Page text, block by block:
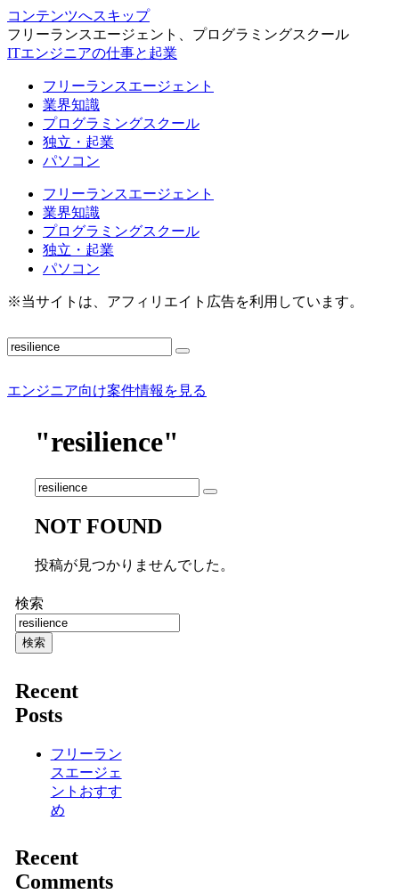
コンテンツへスキップ
フリーランスエージェント、プログラミングスクール
ITエンジニアの仕事と起業
フリーランスエージェント
業界知識
プログラミングスクール
独立・起業
パソコン
フリーランスエージェント
業界知識
プログラミングスクール
独立・起業
パソコン
※当サイトは、アフィリエイト広告を利用しています。
エンジニア向け案件情報を見る
"resilience"
NOT FOUND
投稿が見つかりませんでした。
検索
検索
Recent
Posts
フリーラン
スエージェ
ントおすす
め
Recent
Comments